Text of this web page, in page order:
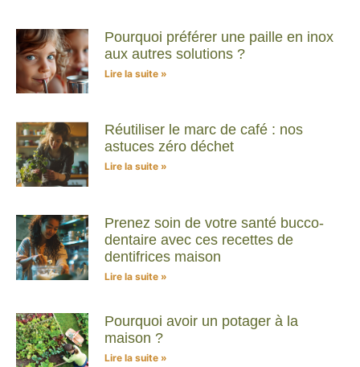
Pourquoi préférer une paille en inox
aux autres solutions ?
Lire la suite »
Réutiliser le marc de café : nos
astuces zéro déchet
Lire la suite »
Prenez soin de votre santé bucco-
dentaire avec ces recettes de
dentifrices maison
Lire la suite »
Pourquoi avoir un potager à la
maison ?
Lire la suite »